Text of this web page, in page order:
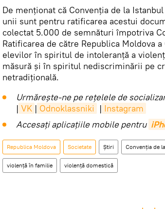
De menționat că Convenția de la
unii sunt pentru ratificarea acestui
colectat 5.000 de semnături împotriva
Ratificarea de către Republica Moldova
elevilor în spiritul de intoleranță a
măsură și în spiritul nediscriminării pe
netradițională.
Urmărește-ne pe rețelele de
| VK | Odnoklassniki | Instagram
Accesaţi aplicaţiile mobile pentru
Republica Moldova Societate Știri Convenția de
violență în familie violență domestică